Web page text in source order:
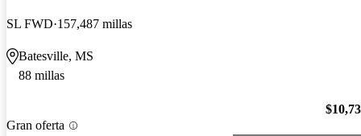
SL FWD 157,487 millas
Batesville, MS
88 millas
Gran oferta